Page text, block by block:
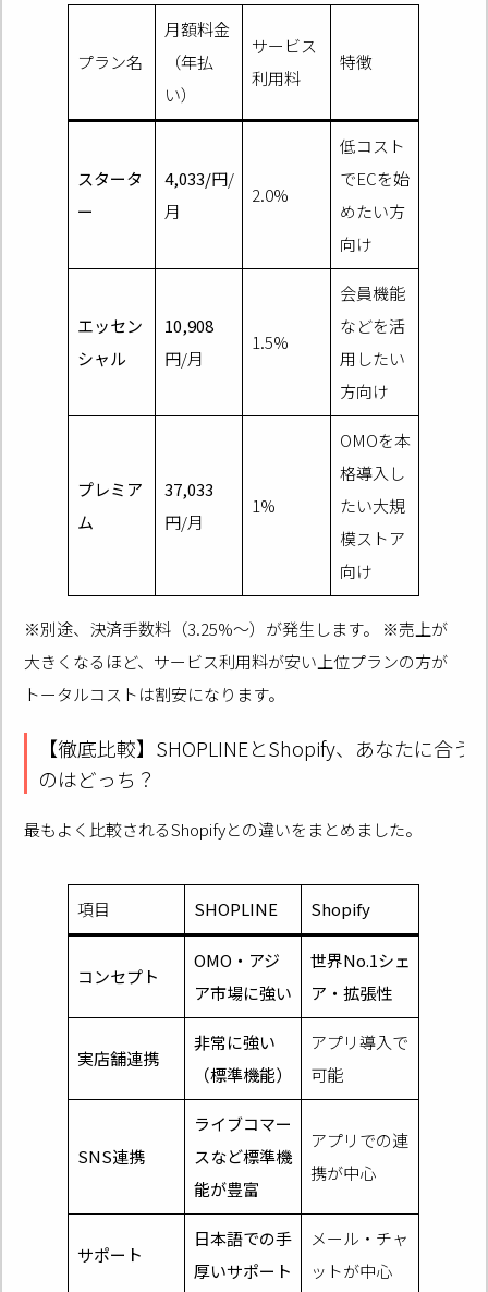
プラン名
月額料金
（年払
い）
サービス
利用料
特徴
スタータ
ー
4,033/円/
月
2.0%
低コスト
でECを始
めたい方
向け
エッセン
シャル
10,908
円/月
1.5%
会員機能
などを活
用したい
方向け
プレミア
ム
37,033
円/月
1%
OMOを本
格導入し
たい大規
模ストア
向け
※別途、決済手数料（3.25%～）が発生します。 ※売上が
大きくなるほど、サービス利用料が安い上位プランの方が
トータルコストは割安になります。
【徹底比較】SHOPLINEとShopify、あなたに合う
のはどっち？
最もよく比較されるShopifyとの違いをまとめました。
項目 SHOPLINE Shopify
コンセプト
OMO・アジ
ア市場に強い
世界No.1シェ
ア・拡張性
実店舗連携
非常に強い
（標準機能）
アプリ導入で
可能
SNS連携
ライブコマー
スなど標準機
能が豊富
アプリでの連
携が中心
サポート
日本語での手
厚いサポート
メール・チャ
ットが中心